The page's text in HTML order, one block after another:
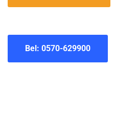
Bel: 0570-629900